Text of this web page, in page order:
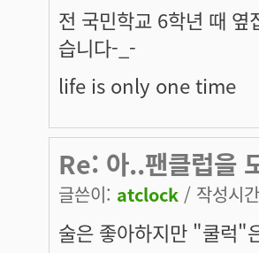
전 국민학교 6학년 때 옆
습니다-_-
life is only one time
Re: 아..팬클럽을
글쓴이: atclock / 작성시
술은 좋아하지만 "쿨럭"